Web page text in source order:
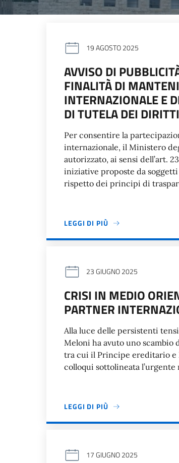
19 AGOSTO 2025
AVVISO DI
FINALITÀ DI
INTERNAZIONALE E
DI TUTELA DEI
Per consentire la
internazionale, il Ministero
autorizzato, ai sensi dell’art.
iniziative proposte da
rispetto dei principi di
LEGGI DI PIÙ
23 GIUGNO 2025
CRISI IN MEDIO
PARTNER
Alla luce delle persistenti
Meloni ha avuto uno
tra cui il Principe ereditario e
colloqui sottolineata
LEGGI DI PIÙ
17 GIUGNO 2025